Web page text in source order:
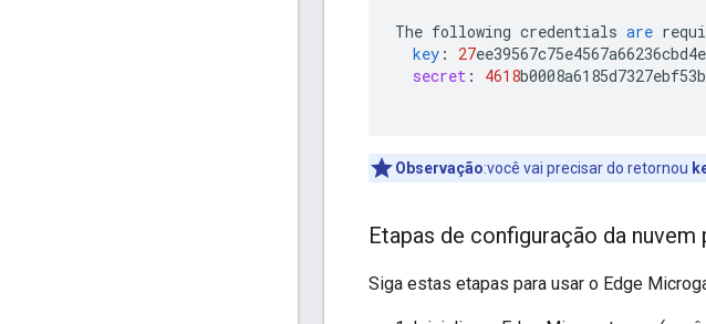
The following credentials are
key : 27
secret : 4618
Observação:você vai precisar do retornou
Etapas de configuração da nuvem
Siga estas etapas para usar o Edge